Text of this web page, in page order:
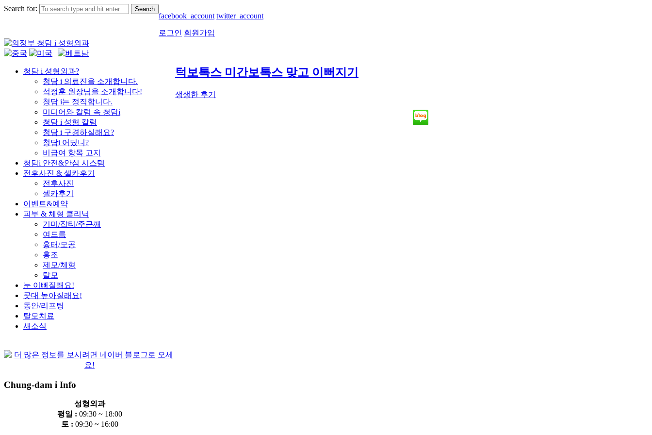
Search for:
facebook_account twitter_account
로그인 회원가입
청담 i 성형외과?
청담 i 의료진을 소개합니다.
석정훈 원장님을 소개합니다!
청담 i는 정직합니다.
미디어와 칼럼 속 청담i
청담 i 성형 칼럼
청담 i 구경하실래요?
청담i 어딨니?
비급여 항목 고지
청담i 안전&안심 시스템
전후사진 & 셀카후기
전후사진
셀카후기
이벤트&예약
피부 & 체형 클리닉
기미/잡티/주근깨
여드름
흉터/모공
홍조
제모/체형
탈모
눈 이뻐질래요!
콧대 높아질래요!
동안/리프팅
탈모치료
새소식
턱보톡스 미간보톡스 맞고 이뻐지기
생생한 후기
Chung-dam i Info
성형외과
평일 : 09:30 ~ 18:00
토 : 09:30 ~ 16:00